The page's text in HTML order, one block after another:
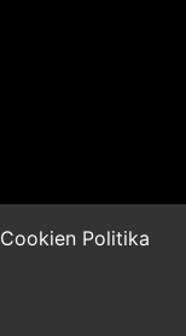
Cookien Politika